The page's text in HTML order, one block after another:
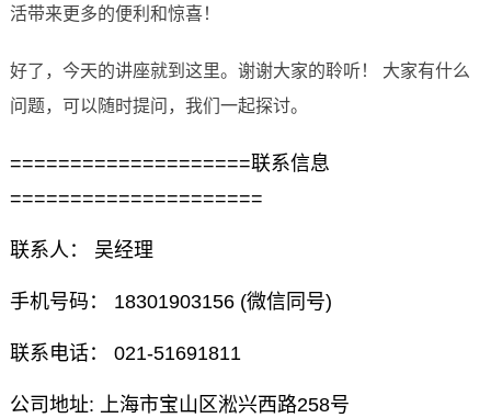
活带来更多的便利和惊喜！
好了，今天的讲座就到这里。谢谢大家的聆听！ 大家有什么
问题，可以随时提问，我们一起探讨。
====================联系信息
=====================
联系人： 吴经理
手机号码： 18301903156 (微信同号)
联系电话： 021-51691811
公司地址: 上海市宝山区淞兴西路258号